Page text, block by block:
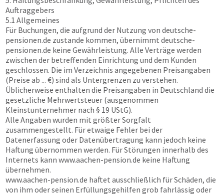
Auftraggebers
5.1 Allgemeines
Für Buchungen, die aufgrund der Nutzung von deutsche-
pensionen.de zustande kommen, übernimmt deutsche-
pensionen.de keine Gewährleistung. Alle Verträge werden
zwischen der betreffenden Einrichtung und dem Kunden
geschlossen. Die im Verzeichnis angegebenen Preisangaben
(Preise ab ... €) sind als Untergrenzen zu verstehen.
Üblicherweise enthalten die Preisangaben in Deutschland die
gesetzliche Mehrwertsteuer (ausgenommen
Kleinstunternehmer nach § 19 UStG).
Alle Angaben wurden mit größter Sorgfalt
zusammengestellt. Für etwaige Fehler bei der
Datenerfassung oder Datenübertragung kann jedoch keine
Haftung übernommen werden. Für Störungen innerhalb des
Internets kann www.aachen-pension.de keine Haftung
übernehmen.
www.aachen-pension.de haftet ausschließlich für Schäden, die
von ihm oder seinen Erfüllungsgehilfen grob fahrlässig oder